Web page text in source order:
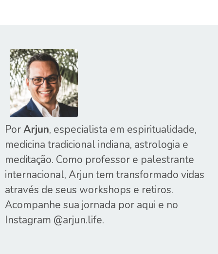
PorArjun, especialista em espiritualidade,
medicina tradicional indiana, astrologia e
meditação. Como professor e palestrante
internacional, Arjun tem transformado vidas
através de seus workshops e retiros.
Acompanhe sua jornada por aqui e no
Instagram @arjun.life.